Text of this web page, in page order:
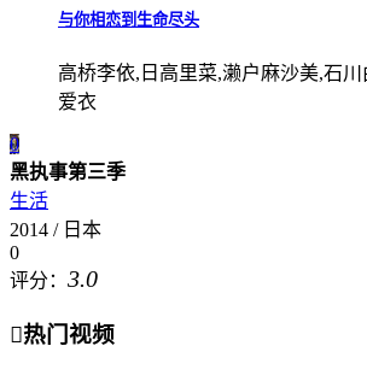
与你相恋到生命尽头
高桥李依,日高里菜,濑户麻沙美,石
爱衣
0
黑执事第三季
生活
2014 / 日本
0
评分： 3.0
热门视频